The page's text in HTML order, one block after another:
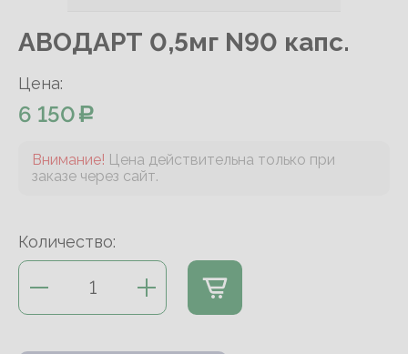
АВОДАРТ 0,5мг N90 капс.
Цена:
6 150
Внимание! Цена действительна только при
заказе через сайт.
Количество: